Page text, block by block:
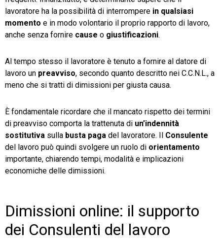
lavoratore ha la possibilità di interrompere in qualsiasi
momento e in modo volontario il proprio rapporto di lavoro,
anche senza fornire cause o giustificazioni.
Al tempo stesso il lavoratore è tenuto a fornire al datore di
lavoro un preavviso, secondo quanto descritto nei C.C.N.L., a
meno che si tratti di dimissioni per giusta causa.
È fondamentale ricordare che il mancato rispetto dei termini
di preavviso comporta la trattenuta di un’indennità
sostitutiva sulla busta paga del lavoratore. Il Consulente
del lavoro può quindi svolgere un ruolo di orientamento
importante, chiarendo tempi, modalità e implicazioni
economiche delle dimissioni.
Dimissioni online: il supporto
dei Consulenti del lavoro